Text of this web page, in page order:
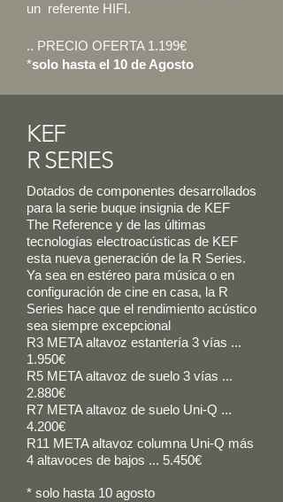
un referente HIFI.
.. PRECIO OFERTA 1.199€
*solo hasta el 10 de Agosto
KEF
R SERIES
Dotados de componentes desarrollados
para la serie buque insignia de KEF
The Reference y de las últimas
tecnologías electroacústicas de KEF
esta nueva generación de la R Series.
Ya sea en estéreo para música o en
configuración de cine en casa, la R
Series hace que el rendimiento acústico
sea siempre excepcional
R3 META altavoz estantería 3 vías ...
1.950€
R5 META altavoz de suelo 3 vías ...
2.880€
R7 META altavoz de suelo Uni-Q ...
4.200€
R11 META altavoz columna Uni-Q más
4 altavoces de bajos ... 5.450€
* solo hasta 10 agosto